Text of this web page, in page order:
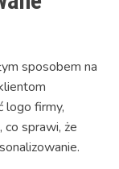
sposobem na
logo firmy,
co sprawi, że